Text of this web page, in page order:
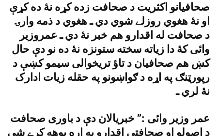
صحافيانو اکثريت د صحافت زده کړه نۀ ده کړې
او نۀ هغوي روزلے شوي دي ـ هغوي د ذمه وارۍ
د صحافت له اقدارو هم خبر نۀ دي ـ عمروزير
وائى کۀ دا زياته سخته ستونزه نۀ ده نو دې حال
کښ هم صحافيان د تاؤ تريخوالى سيمو کښې د
رپورټنګ په اړه د ګواښونو په حقله زيات ادارک
نۀ لري ـ
عمر وزير وائى :” خبريالان دې د باورى صحافت
د اصولو او صحافتى اقدارو په اړه پوهه کړے شي